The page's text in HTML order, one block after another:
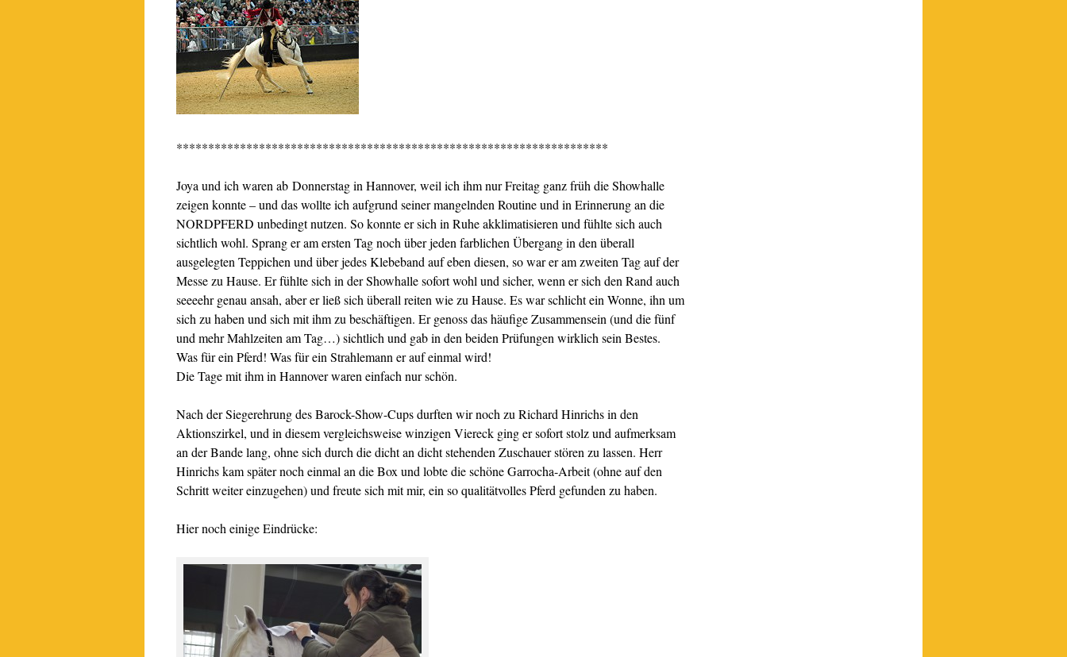
********************************************************************
Joya und ich waren ab Donnerstag in Hannover, weil ich ihm nur Freitag ganz früh die Showhalle
zeigen konnte – und das wollte ich aufgrund seiner mangelnden Routine und in Erinnerung an die
NORDPFERD unbedingt nutzen. So konnte er sich in Ruhe akklimatisieren und fühlte sich auch
sichtlich wohl. Sprang er am ersten Tag noch über jeden farblichen Übergang in den überall
ausgelegten Teppichen und über jedes Klebeband auf eben diesen, so war er am zweiten Tag auf der
Messe zu Hause. Er fühlte sich in der Showhalle sofort wohl und sicher, wenn er sich den Rand auch
seeeehr genau ansah, aber er ließ sich überall reiten wie zu Hause. Es war schlicht ein Wonne, ihn um
sich zu haben und sich mit ihm zu beschäftigen. Er genoss das häufige Zusammensein (und die fünf
und mehr Mahlzeiten am Tag…) sichtlich und gab in den beiden Prüfungen wirklich sein Bestes.
Was für ein Pferd! Was für ein Strahlemann er auf einmal wird!
Die Tage mit ihm in Hannover waren einfach nur schön.
Nach der Siegerehrung des Barock-Show-Cups durften wir noch zu Richard Hinrichs in den
Aktionszirkel, und in diesem vergleichsweise winzigen Viereck ging er sofort stolz und aufmerksam
an der Bande lang, ohne sich durch die dicht an dicht stehenden Zuschauer stören zu lassen. Herr
Hinrichs kam später noch einmal an die Box und lobte die schöne Garrocha-Arbeit (ohne auf den
Schritt weiter einzugehen) und freute sich mit mir, ein so qualitätvolles Pferd gefunden zu haben.
Hier noch einige Eindrücke: